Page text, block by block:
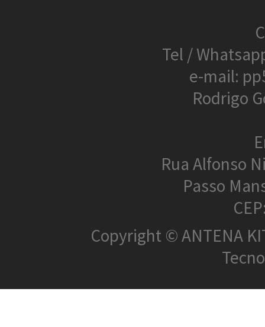
Tel /
e-mail:
Rodrigo
Rua Alfonso
Passo
Copyright © ANTENA